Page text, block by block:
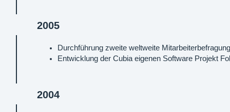
2005
Durchführung zweite weltweite
Entwicklung der Cubia eigenen Software Projekt
2004